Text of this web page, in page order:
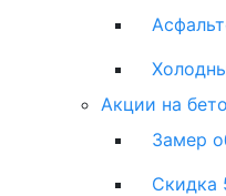
Акции на
Замер
Скидка